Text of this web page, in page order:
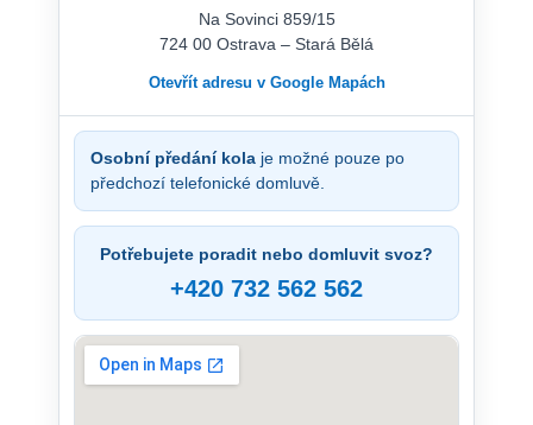
Na Sovinci 859/15
724 00 Ostrava – Stará Bělá
Otevřít adresu v Google Mapách
Osobní předání kola je možné pouze po
předchozí telefonické domluvě.
Potřebujete poradit nebo domluvit svoz?
+420 732 562 562